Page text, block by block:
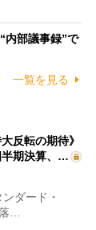
内部議事録”で
一覧を見る
反転の期待》
半期決算、…
ダード・
…